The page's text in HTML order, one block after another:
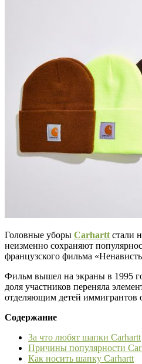
Головные уборы Carhartt стали
неизменно сохраняют
французского фильма
Фильм вышел на экраны в 1995
доля участников переняла
отделяющим детей иммигрантов
Содержание
За что любят шапки Carhartt
Причины популярности
Как носить шапку Сarhartt